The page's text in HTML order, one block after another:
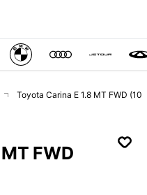
Toyota Carina E 1.8 MT FWD
FWD